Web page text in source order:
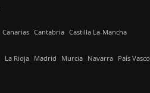
Canarias Cantabria Castilla La-Mancha
La Rioja Madrid Murcia Navarra País Vasco